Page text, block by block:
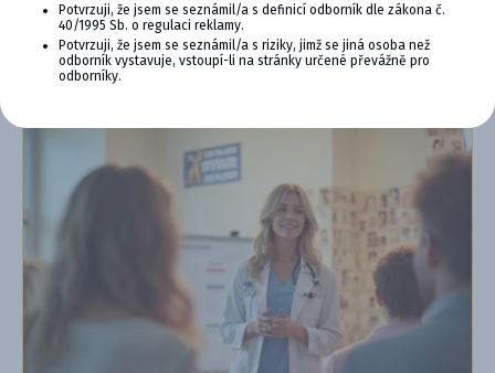
Zjistit více o programu PLUS
Potvrzuji, že jsem se seznámil/a s definicí odborník dle zákona č.
40/1995 Sb. o regulaci reklamy.
Potvrzuji, že jsem se seznámil/a s riziky, jimž se jiná osoba než
odborník vystavuje, vstoupí-li na stránky určené převážně pro
odborníky.